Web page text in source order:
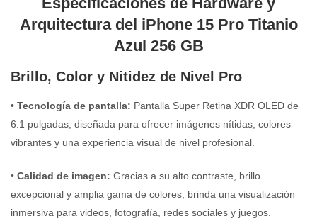
Arquitectura del iPhone 15 Pro Titanio
Azul 256 GB
Brillo, Color y Nitidez de Nivel Pro
• Tecnología de pantalla: Pantalla Super Retina XDR OLED de
6.1 pulgadas, diseñada para ofrecer imágenes nítidas, colores
vibrantes y una experiencia visual de nivel profesional.
• Calidad de imagen: Gracias a su alto contraste, brillo
excepcional y amplia gama de colores, brinda una visualización
inmersiva para videos, fotografía, redes sociales y juegos.